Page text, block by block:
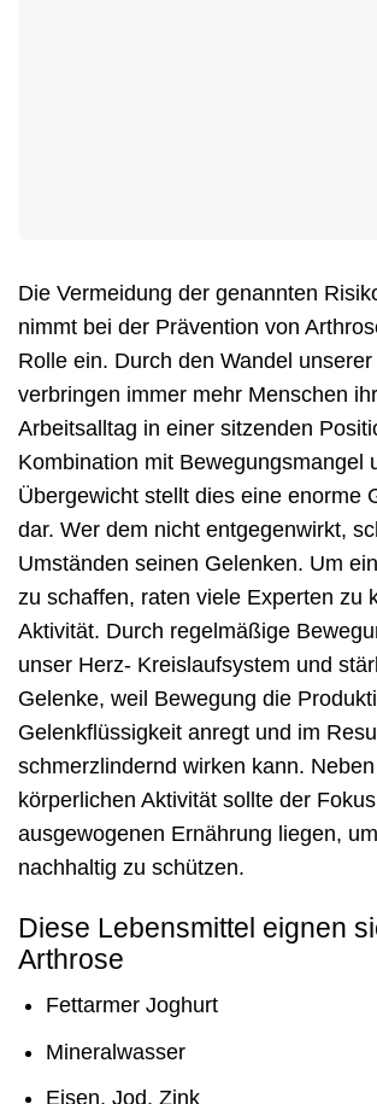
Die Vermeidung der genannten
nimmt bei der Prävention von
Rolle ein. Durch den Wandel
verbringen immer mehr Menschen
Arbeitsalltag in einer sitzenden
Kombination mit Bewegungsmangel
Übergewicht stellt dies eine enorme
dar. Wer dem nicht entgegenwirkt,
Umständen seinen Gelenken. Um
zu schaffen, raten viele Experten zu
Aktivität. Durch regelmäßige
unser Herz- Kreislaufsystem und
Gelenke, weil Bewegung die
Gelenkflüssigkeit anregt und im
schmerzlindernd wirken kann.
körperlichen Aktivität sollte der
ausgewogenen Ernährung liegen,
nachhaltig zu schützen.
Diese Lebensmittel eignen
Arthrose
Fettarmer Joghurt
Mineralwasser
Eisen, Jod, Zink